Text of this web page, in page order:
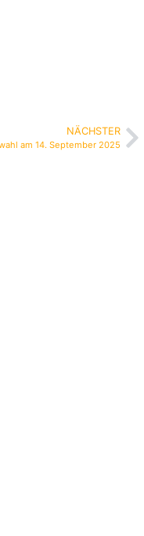
NÄCHSTER
am 14. September 2025